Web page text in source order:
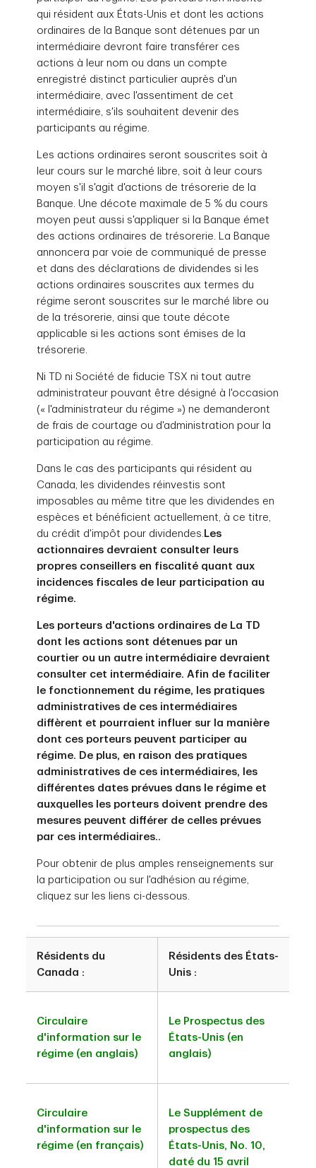
qui résident aux États-Unis et dont les actions
ordinaires de la Banque sont détenues par un
intermédiaire devront faire transférer ces
actions à leur nom ou dans un compte
enregistré distinct particulier auprès d'un
intermédiaire, avec l'assentiment de cet
intermédiaire, s'ils souhaitent devenir des
participants au régime.
Les actions ordinaires seront souscrites soit à
leur cours sur le marché libre, soit à leur cours
moyen s'il s'agit d'actions de trésorerie de la
Banque. Une décote maximale de 5 % du cours
moyen peut aussi s'appliquer si la Banque émet
des actions ordinaires de trésorerie. La Banque
annoncera par voie de communiqué de presse
et dans des déclarations de dividendes si les
actions ordinaires souscrites aux termes du
régime seront souscrites sur le marché libre ou
de la trésorerie, ainsi que toute décote
applicable si les actions sont émises de la
trésorerie.
Ni TD ni Société de fiducie TSX ni tout autre
administrateur pouvant être désigné à l'occasion
(« l'administrateur du régime ») ne demanderont
de frais de courtage ou d'administration pour la
participation au régime.
Dans le cas des participants qui résident au
Canada, les dividendes réinvestis sont
imposables au même titre que les dividendes en
espèces et bénéficient actuellement, à ce titre,
du crédit d'impôt pour dividendes. Les
actionnaires devraient consulter leurs
propres conseillers en fiscalité quant aux
incidences fiscales de leur participation au
régime.
Les porteurs d'actions ordinaires de La TD
dont les actions sont détenues par un
courtier ou un autre intermédiaire devraient
consulter cet intermédiaire. Afin de faciliter
le fonctionnement du régime, les pratiques
administratives de ces intermédiaires
diffèrent et pourraient influer sur la manière
dont ces porteurs peuvent participer au
régime. De plus, en raison des pratiques
administratives de ces intermédiaires, les
différentes dates prévues dans le régime et
auxquelles les porteurs doivent prendre des
mesures peuvent différer de celles prévues
par ces intermédiaires..
Pour obtenir de plus amples renseignements sur
la participation ou sur l'adhésion au régime,
cliquez sur les liens ci-dessous.
Résidents du
Canada :
Résidents des États-
Unis :
Circulaire
d'information sur le
régime (en anglais)
Le Prospectus des
États-Unis (en
anglais)
Circulaire
d'information sur le
régime (en français)
Le Supplément de
prospectus des
États-Unis, No. 10,
daté du 15 avril